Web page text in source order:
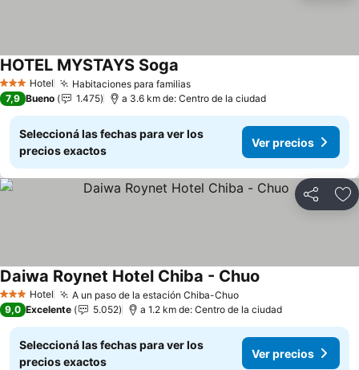
3 Estrellas
Hotel Habitaciones para familias
HOTEL MYSTAYS Soga
7,9 Bueno 1.475 a 3.6 km de: Centro de la ciudad
Seleccioná las fechas para ver los
precios exactos
Ver precios
Compartir
3 Estrellas
Hotel A un paso de la estación Chiba-Chuo
Daiwa Roynet Hotel Chiba - Chuo
9,0 Excelente 5.052 a 1.2 km de: Centro de la ciudad
Seleccioná las fechas para ver los
precios exactos
Ver precios